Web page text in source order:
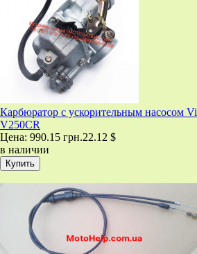
Карбюратор с ускорительным насосом
V250CR
Цена: 990.15 грн.22.12 $
в наличии